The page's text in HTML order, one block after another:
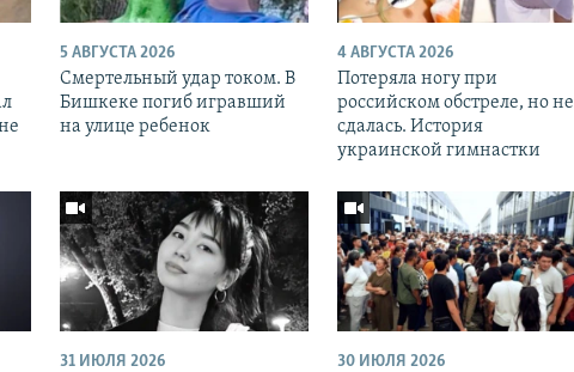
5 АВГУСТА 2026
Смертельный удар током. В
Бишкеке погиб игравший
на улице ребенок
4 АВГУСТА 2026
Потеряла ногу при
российском обстреле, но не
сдалась. История
украинской гимнастки
31 ИЮЛЯ 2026 30 ИЮЛЯ 2026